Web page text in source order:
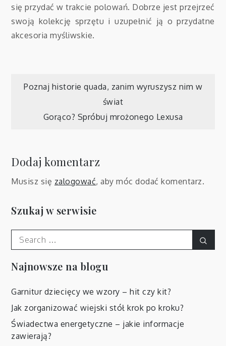
się przydać w trakcie polowań. Dobrze jest przejrzeć
swoją kolekcję sprzętu i uzupełnić ją o przydatne
akcesoria myśliwskie.
Nawigacja
wpisu
Poznaj historie quada, zanim wyruszysz nim w
świat
Gorąco? Spróbuj mrożonego Lexusa
Dodaj komentarz
Musisz się zalogować, aby móc dodać komentarz.
Szukaj w serwisie
Search
for:
Najnowsze na blogu
Garnitur dziecięcy we wzory – hit czy kit?
Jak zorganizować wiejski stół krok po kroku?
Świadectwa energetyczne – jakie informacje
zawierają?